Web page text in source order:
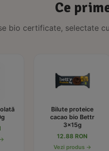
Ce
bio certificate, selectate
Bilute proteice
cacao bio Bettr
3x15g
12.88 RON
Vezi produs →